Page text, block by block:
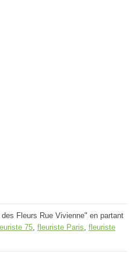
Fleurs Rue Vivienne" en partant
75, fleuriste Paris, fleuriste